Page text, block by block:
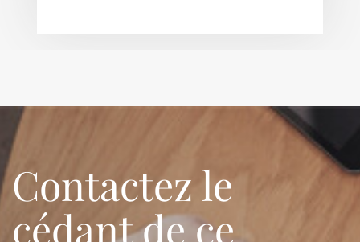
Contactez le
cédant de ce